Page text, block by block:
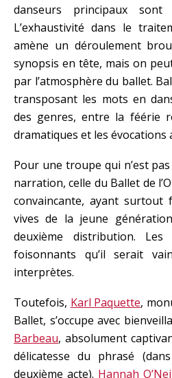
danseurs principaux sont
L’exhaustivité dans le
amène un déroulement
synopsis en tête, mais on
par l’atmosphère du ballet.
transposant les mots en
des genres, entre la féérie
dramatiques et les évocations
Pour une troupe qui n’est
narration, celle du Ballet de
convaincante, ayant
vives de la jeune
deuxième distribution.
foisonnants qu’il serait
interprètes.
Toutefois, Karl Paquette,
Ballet, s’occupe avec
Barbeau, absolument
délicatesse du phrasé
deuxième acte). Hannah